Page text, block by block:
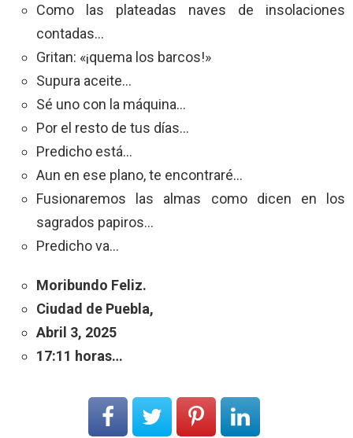
Como las plateadas naves de insolaciones
contadas…
Gritan: «¡quema los barcos!»
Supura aceite…
Sé uno con la máquina…
Por el resto de tus días…
Predicho está…
Aun en ese plano, te encontraré…
Fusionaremos las almas como dicen en los
sagrados papiros…
Predicho va…
Moribundo Feliz.
Ciudad de Puebla,
Abril 3, 2025
17:11 horas…